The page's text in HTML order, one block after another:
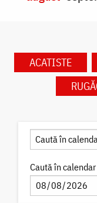
ACATISTE
Caută în